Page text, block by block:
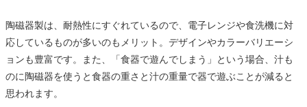
陶磁器製は、耐熱性にすぐれているので、電子レンジや食洗機に対
応しているものが多いのもメリット。デザインやカラーバリエーシ
ョンも豊富です。また、「食器で遊んでしまう」という場合、汁も
のに陶磁器を使うと食器の重さと汁の重量で器で遊ぶことが減ると
思われます。